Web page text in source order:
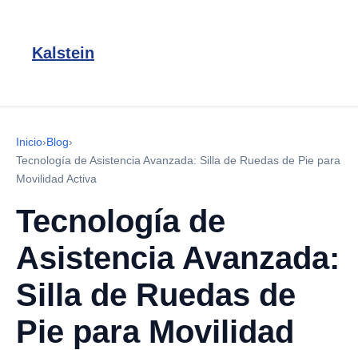
Kalstein
Inicio›Blog›
Tecnología de Asistencia Avanzada: Silla de Ruedas de Pie para
Movilidad Activa
Tecnología de
Asistencia Avanzada:
Silla de Ruedas de
Pie para Movilidad